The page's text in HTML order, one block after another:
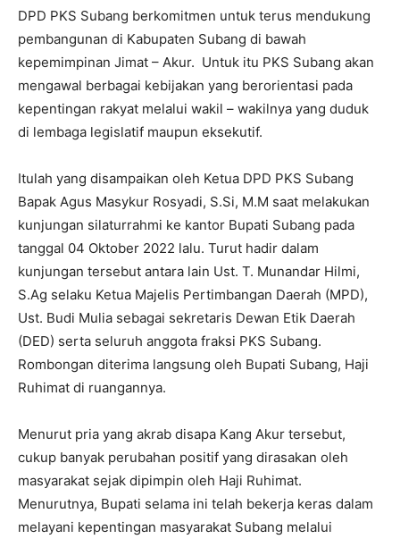
DPD PKS Subang berkomitmen untuk terus mendukung
pembangunan di Kabupaten Subang di bawah
kepemimpinan Jimat – Akur. Untuk itu PKS Subang akan
mengawal berbagai kebijakan yang berorientasi pada
kepentingan rakyat melalui wakil – wakilnya yang duduk
di lembaga legislatif maupun eksekutif.
Itulah yang disampaikan oleh Ketua DPD PKS Subang
Bapak Agus Masykur Rosyadi, S.Si, M.M saat melakukan
kunjungan silaturrahmi ke kantor Bupati Subang pada
tanggal 04 Oktober 2022 lalu. Turut hadir dalam
kunjungan tersebut antara lain Ust. T. Munandar Hilmi,
S.Ag selaku Ketua Majelis Pertimbangan Daerah (MPD),
Ust. Budi Mulia sebagai sekretaris Dewan Etik Daerah
(DED) serta seluruh anggota fraksi PKS Subang.
Rombongan diterima langsung oleh Bupati Subang, Haji
Ruhimat di ruangannya.
Menurut pria yang akrab disapa Kang Akur tersebut,
cukup banyak perubahan positif yang dirasakan oleh
masyarakat sejak dipimpin oleh Haji Ruhimat.
Menurutnya, Bupati selama ini telah bekerja keras dalam
melayani kepentingan masyarakat Subang melalui